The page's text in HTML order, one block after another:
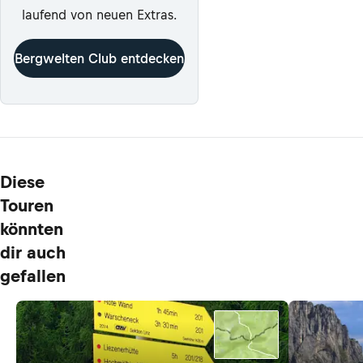
laufend von neuen Extras.
Bergwelten Club entdecken
Diese
Touren
könnten
dir auch
gefallen